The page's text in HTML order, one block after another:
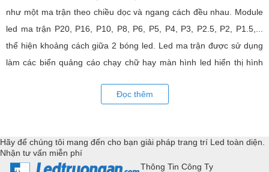
như một ma trận theo chiều dọc và ngang cách đều nhau. Module
led ma trận P20, P16, P10, P8, P6, P5, P4, P3, P2.5, P2, P1.5,...
thể hiện khoảng cách giữa 2 bóng led. Led ma trận được sử dụng
làm các biển quảng cáo chạy chữ hay màn hình led hiển thị hình
nhiều lĩnh vực của cuộc sống. LED Trường An cung cấp tất cả các
YRL,...Tư vấn giả pháp, hỗ trợ kỹ thuật chuyên sâu cho các
ứng dụng trang trí led.
Đọc thêm
Hãy để chúng tôi mang đến cho bạn giải pháp trang trí Led toàn diện.
Nhận tư vấn miễn phí
Thông Tin Công Ty